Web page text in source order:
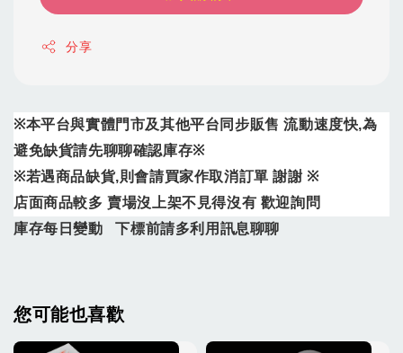
分享
※本平台與實體門市及其他平台同步販售 流動速度快,為
避免缺貨請先聊聊確認庫存※
※若遇商品缺貨,則會請買家作取消訂單 謝謝 ※
店面商品較多 賣場沒上架不見得沒有 歡迎詢問
庫存每日變動
下標前請多利用訊息聊聊
您可能也喜歡